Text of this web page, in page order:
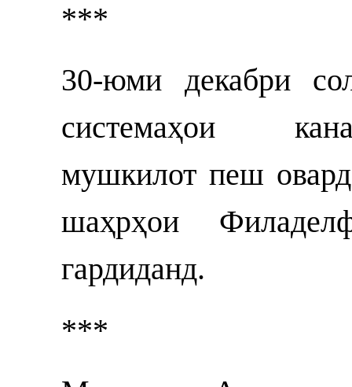
***
30-юми декабри
системаҳои
мушкилот пеш
шаҳрҳои
гардиданд.
***